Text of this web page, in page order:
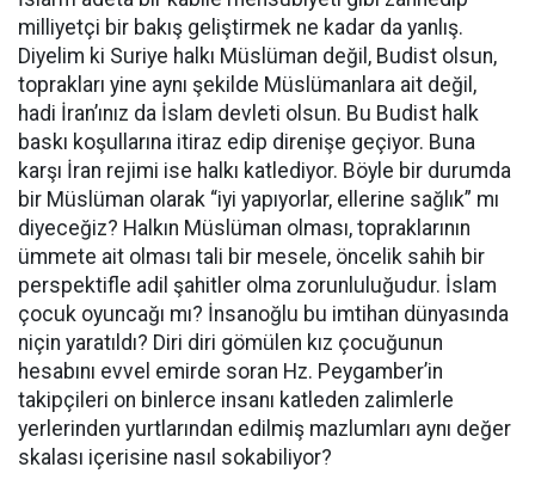
milliyetçi bir bakış geliştirmek ne kadar da yanlış.
Diyelim ki Suriye halkı Müslüman değil, Budist olsun,
toprakları yine aynı şekilde Müslümanlara ait değil,
hadi İran’ınız da İslam devleti olsun. Bu Budist halk
baskı koşullarına itiraz edip direnişe geçiyor. Buna
karşı İran rejimi ise halkı katlediyor. Böyle bir durumda
bir Müslüman olarak “iyi yapıyorlar, ellerine sağlık” mı
diyeceğiz? Halkın Müslüman olması, topraklarının
ümmete ait olması tali bir mesele, öncelik sahih bir
perspektifle adil şahitler olma zorunluluğudur. İslam
çocuk oyuncağı mı? İnsanoğlu bu imtihan dünyasında
niçin yaratıldı? Diri diri gömülen kız çocuğunun
hesabını evvel emirde soran Hz. Peygamber’in
takipçileri on binlerce insanı katleden zalimlerle
yerlerinden yurtlarından edilmiş mazlumları aynı değer
skalası içerisine nasıl sokabiliyor?